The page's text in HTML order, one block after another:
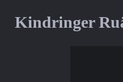
Kindringer